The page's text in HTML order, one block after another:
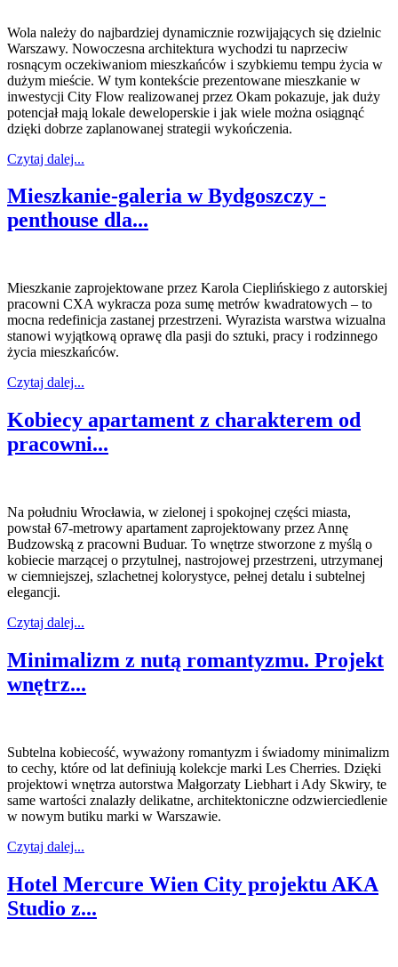
Wola należy do najbardziej dynamicznie rozwijających się dzielnic
Warszawy. Nowoczesna architektura wychodzi tu naprzeciw
rosnącym oczekiwaniom mieszkańców i szybkiemu tempu życia w
dużym mieście. W tym kontekście prezentowane mieszkanie w
inwestycji City Flow realizowanej przez Okam pokazuje, jak duży
potencjał mają lokale deweloperskie i jak wiele można osiągnąć
dzięki dobrze zaplanowanej strategii wykończenia.
Czytaj dalej...
Mieszkanie-galeria w Bydgoszczy -
penthouse dla...
Mieszkanie zaprojektowane przez Karola Cieplińskiego z autorskiej
pracowni CXA wykracza poza sumę metrów kwadratowych – to
mocna redefinicja zastanej przestrzeni. Wyrazista warstwa wizualna
stanowi wyjątkową oprawę dla pasji do sztuki, pracy i rodzinnego
życia mieszkańców.
Czytaj dalej...
Kobiecy apartament z charakterem od
pracowni...
Na południu Wrocławia, w zielonej i spokojnej części miasta,
powstał 67-metrowy apartament zaprojektowany przez Annę
Budzowską z pracowni Buduar. To wnętrze stworzone z myślą o
kobiecie marzącej o przytulnej, nastrojowej przestrzeni, utrzymanej
w ciemniejszej, szlachetnej kolorystyce, pełnej detalu i subtelnej
elegancji.
Czytaj dalej...
Minimalizm z nutą romantyzmu. Projekt
wnętrz...
Subtelna kobiecość, wyważony romantyzm i świadomy minimalizm
to cechy, które od lat definiują kolekcje marki Les Cherries. Dzięki
projektowi wnętrza autorstwa Małgorzaty Liebhart i Ady Skwiry, te
same wartości znalazły delikatne, architektoniczne odzwierciedlenie
w nowym butiku marki w Warszawie.
Czytaj dalej...
Hotel Mercure Wien City projektu AKA
Studio z...